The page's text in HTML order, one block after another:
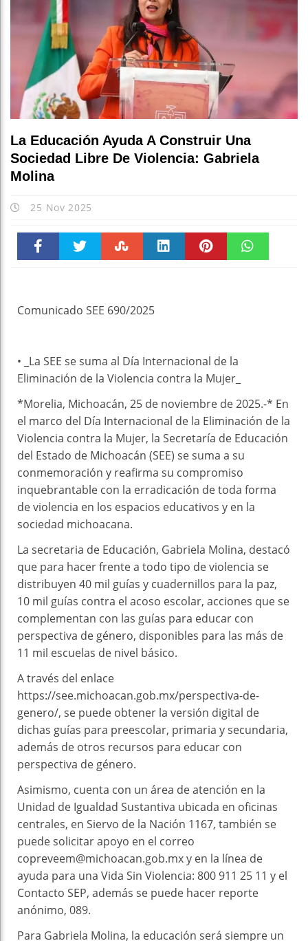
La Educación Ayuda A Construir Una
Sociedad Libre De Violencia: Gabriela
Molina
25 Nov 2025
Comunicado SEE 690/2025
• _La SEE se suma al Día Internacional de la
Eliminación de la Violencia contra la Mujer_
*Morelia, Michoacán, 25 de noviembre de 2025.-* En
el marco del Día Internacional de la Eliminación de la
Violencia contra la Mujer, la Secretaría de Educación
del Estado de Michoacán (SEE) se suma a su
conmemoración y reafirma su compromiso
inquebrantable con la erradicación de toda forma
de violencia en los espacios educativos y en la
sociedad michoacana.
La secretaria de Educación, Gabriela Molina, destacó
que para hacer frente a todo tipo de violencia se
distribuyen 40 mil guías y cuadernillos para la paz,
10 mil guías contra el acoso escolar, acciones que se
complementan con las guías para educar con
perspectiva de género, disponibles para las más de
11 mil escuelas de nivel básico.
A través del enlace
https://see.michoacan.gob.mx/perspectiva-de-
genero/, se puede obtener la versión digital de
dichas guías para preescolar, primaria y secundaria,
además de otros recursos para educar con
perspectiva de género.
Asimismo, cuenta con un área de atención en la
Unidad de Igualdad Sustantiva ubicada en oficinas
centrales, en Siervo de la Nación 1167, también se
puede solicitar apoyo en el correo
copreveem@michoacan.gob.mx y en la línea de
ayuda para una Vida Sin Violencia: 800 911 25 11 y el
Contacto SEP, además se puede hacer reporte
anónimo, 089.
Para Gabriela Molina, la educación será siempre un